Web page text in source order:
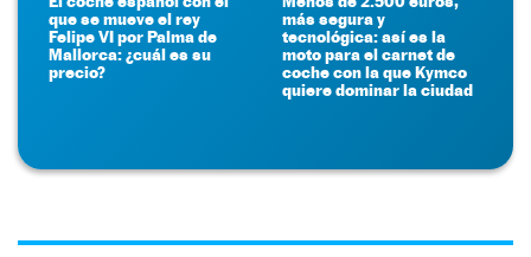
que se mueve el rey
Felipe VI por Palma de
Mallorca: ¿cuál es su
precio?
más segura y
tecnológica: así es la
moto para el carnet de
coche con la que Kymco
quiere dominar la ciudad